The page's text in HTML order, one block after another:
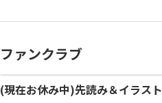
ファンクラブ
(現在お休み中)先読み＆イラス